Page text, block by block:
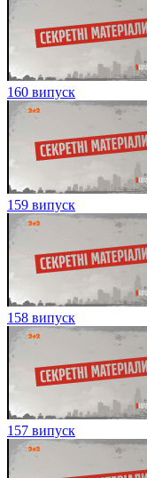
160 випуск
159 випуск
158 випуск
157 випуск